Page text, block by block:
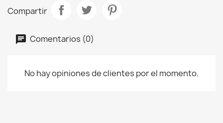
Compartir
Comentarios (0)
No hay opiniones de clientes por el momento.